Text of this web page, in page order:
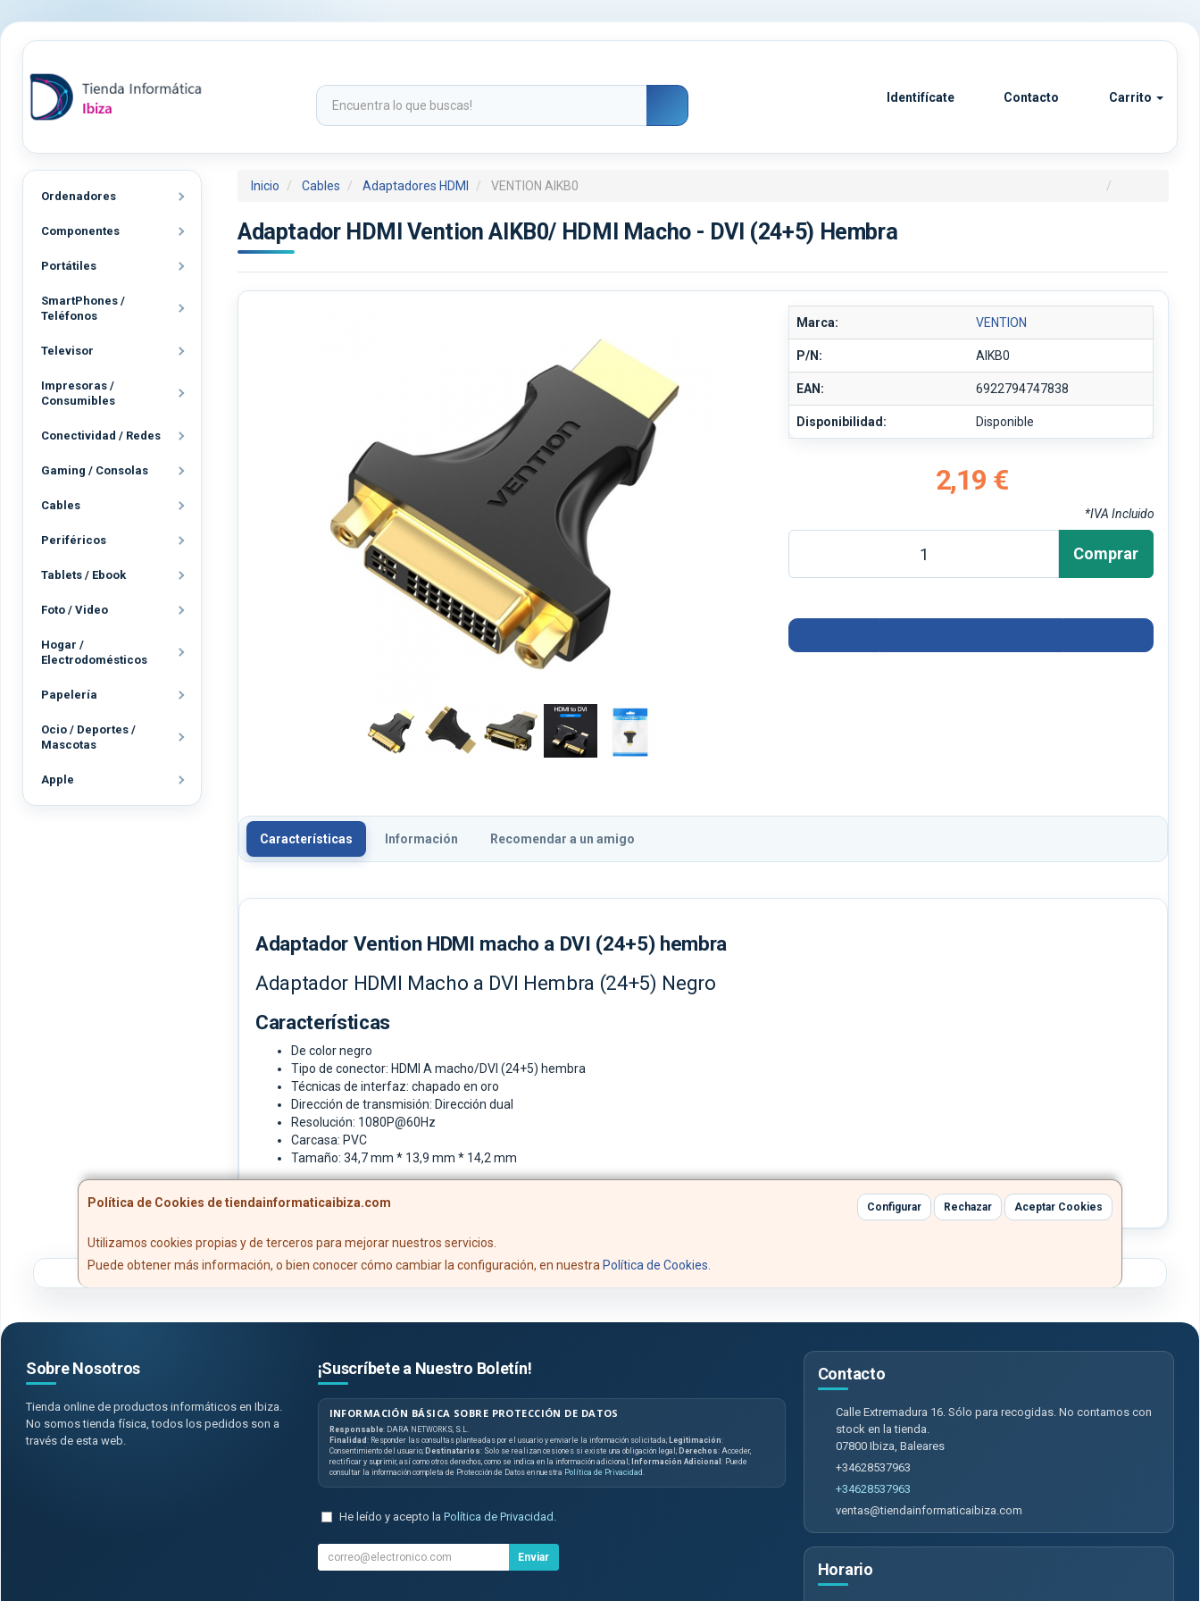
Identifícate Contacto Carrito
Ordenadores
Componentes
Portátiles
SmartPhones /
Teléfonos
Televisor
Impresoras /
Consumibles
Conectividad / Redes
Gaming / Consolas
Cables
Periféricos
Tablets / Ebook
Foto / Video
Hogar /
Electrodomésticos
Papelería
Ocio / Deportes /
Mascotas
Apple
Inicio Cables Adaptadores HDMI VENTION AIKB0
Adaptador HDMI Vention AIKB0/ HDMI Macho - DVI (24+5) Hembra
Marca: VENTION
P/N: AIKB0
EAN: 6922794747838
Disponibilidad: Disponible
2,19 €
*IVA Incluido
Comprar
Características Información Recomendar a un amigo
Adaptador Vention HDMI macho a DVI (24+5) hembra
Adaptador HDMI Macho a DVI Hembra (24+5) Negro
Características
De color negro
Tipo de conector: HDMI A macho/DVI (24+5) hembra
Técnicas de interfaz: chapado en oro
Dirección de transmisión: Dirección dual
Resolución: 1080P@60Hz
Carcasa: PVC
Tamaño: 34,7 mm * 13,9 mm * 14,2 mm
Política de Cookies de tiendainformaticaibiza.com Configurar Rechazar Aceptar Cookies
Utilizamos cookies propias y de terceros para mejorar nuestros servicios.
Puede obtener más información, o bien conocer cómo cambiar la configuración, en nuestra Política de Cookies.
Sobre Nosotros
Tienda online de productos informáticos en Ibiza.
No somos tienda física, todos los pedidos son a
través de esta web.
¡Suscríbete a Nuestro Boletín!
INFORMACIÓN BÁSICA SOBRE PROTECCIÓN DE DATOS
Responsable: DARA NETWORKS, S.L.
Finalidad : Responder las consultas planteadas por el usuario y enviarle la información solicitada; Legitimación:
Consentimiento del usuario; Destinatarios: Solo se realizan cesiones si existe una obligación legal; Derechos: Acceder,
rectificar y suprimir, así como otros derechos, como se indica en la información adicional; Información Adicional : Puede
consultar la información completa de Protección de Datos en nuestra Política de Privacidad.
He leído y acepto la Política de Privacidad .
Enviar
Contacto
Calle Extremadura 16. Sólo para recogidas. No contamos con
stock en la tienda.
07800 Ibiza, Baleares
+34628537963
+34628537963
ventas@tiendainformaticaibiza.com
Horario